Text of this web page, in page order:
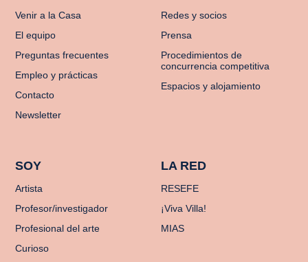
Venir a la Casa
El equipo
Preguntas frecuentes
Empleo y prácticas
Contacto
Newsletter
Redes y socios
Prensa
Procedimientos de
concurrencia competitiva
Espacios y alojamiento
SOY
Artista
Profesor/investigador
Profesional del arte
Curioso
LA RED
RESEFE
¡Viva Villa!
MIAS